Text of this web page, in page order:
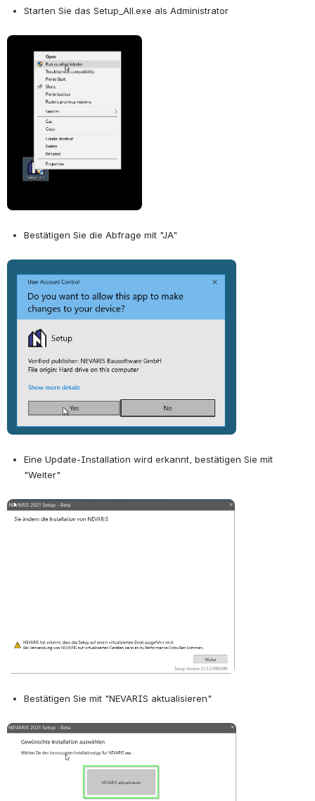
Starten Sie das Setup_All.exe als Administrator
Bestätigen Sie die Abfrage mit "JA"
Eine Update-Installation wird erkannt, bestätigen Sie mit
"Weiter"
Open
Bestätigen Sie mit "NEVARIS aktualisieren"
Open